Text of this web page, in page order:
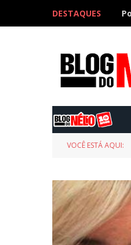
DESTAQUES
VOCÊ ESTÁ AQUI: